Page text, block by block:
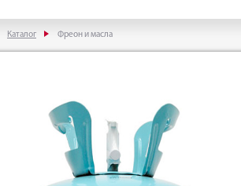
Каталог Фреон и масла